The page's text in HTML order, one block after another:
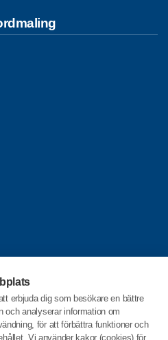
erbjuda dig som besökare en bättre
och analyserar information om
för att förbättra funktioner och
Vi använder kakor (cookies) för